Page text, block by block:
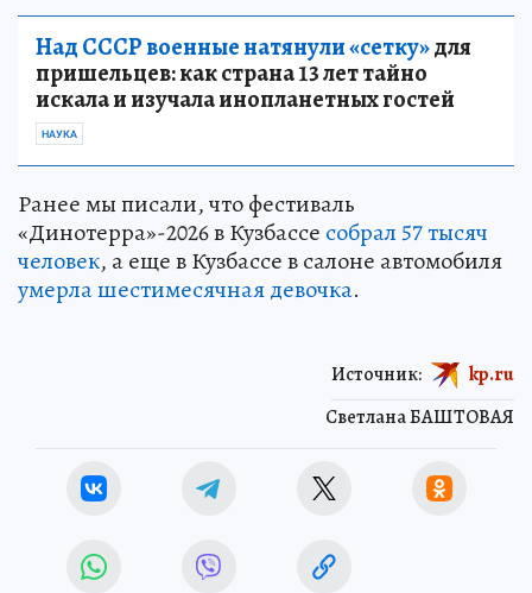
Над СССР военные натянули «сетку»для
пришельцев: как страна 13 лет тайно
искала и изучала инопланетных гостей
НАУКА
Ранее мы писали, что фестиваль
«Динотерра»-2026 в Кузбассе собрал 57 тысяч
человек, а еще в Кузбассе в салоне автомобиля
умерла шестимесячная девочка.
Светлана БАШТОВАЯ
Источник: kp.ru